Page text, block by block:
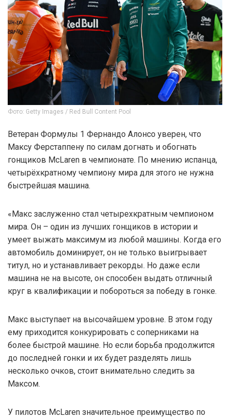
Фото: Getty Images / Red Bull Content Pool
Ветеран Формулы 1 Фернандо Алонсо уверен, что
Максу Ферстаппену по силам догнать и обогнать
гонщиков McLaren в чемпионате. По мнению испанца,
четырёхкратному чемпиону мира для этого не нужна
быстрейшая машина.
«Макс заслуженно стал четырехкратным чемпионом
мира. Он – один из лучших гонщиков в истории и
умеет выжать максимум из любой машины. Когда его
автомобиль доминирует, он не только выигрывает
титул, но и устанавливает рекорды. Но даже если
машина не на высоте, он способен выдать отличный
круг в квалификации и побороться за победу в гонке.
Макс выступает на высочайшем уровне. В этом году
ему приходится конкурировать с соперниками на
более быстрой машине. Но если борьба продолжится
до последней гонки и их будет разделять лишь
несколько очков, стоит внимательно следить за
Максом.
У пилотов McLaren значительное преимущество по